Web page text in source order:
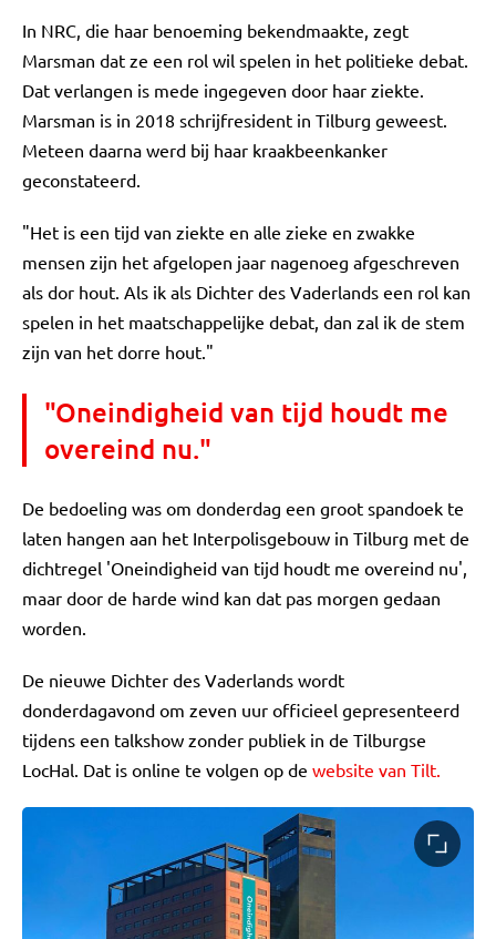
In NRC, die haar benoeming bekendmaakte, zegt
Marsman dat ze een rol wil spelen in het politieke debat.
Dat verlangen is mede ingegeven door haar ziekte.
Marsman is in 2018 schrijfresident in Tilburg geweest.
Meteen daarna werd bij haar kraakbeenkanker
geconstateerd.
"Het is een tijd van ziekte en alle zieke en zwakke
mensen zijn het afgelopen jaar nagenoeg afgeschreven
als dor hout. Als ik als Dichter des Vaderlands een rol kan
spelen in het maatschappelijke debat, dan zal ik de stem
zijn van het dorre hout."
"Oneindigheid van tijd houdt me
overeind nu."
De bedoeling was om donderdag een groot spandoek te
laten hangen aan het Interpolisgebouw in Tilburg met de
dichtregel 'Oneindigheid van tijd houdt me overeind nu',
maar door de harde wind kan dat pas morgen gedaan
worden.
De nieuwe Dichter des Vaderlands wordt
donderdagavond om zeven uur officieel gepresenteerd
tijdens een talkshow zonder publiek in de Tilburgse
LocHal. Dat is online te volgen op de website van Tilt.